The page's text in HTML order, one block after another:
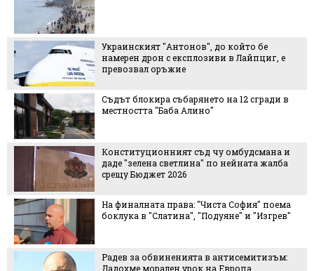
Украинският "Антонов", до който бе
намерен дрон с експлозиви в Лайпциг, е
превозвал оръжие
Съдът блокира събарянето на 12 сгради в
местността "Баба Алино"
Конституционният съд чу омбудсмана и
даде "зелена светлина" по нейната жалба
срещу Бюджет 2026
На финалната права: "Чиста София" поема
боклука в "Слатина", "Подуяне" и "Изгрев"
Радев за обвиненията в антисемитизъм:
Дадохме морален урок на Европа